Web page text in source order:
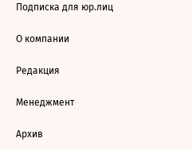
Подписка для юр.лиц
О компании
Редакция
Менеджмент
Архив